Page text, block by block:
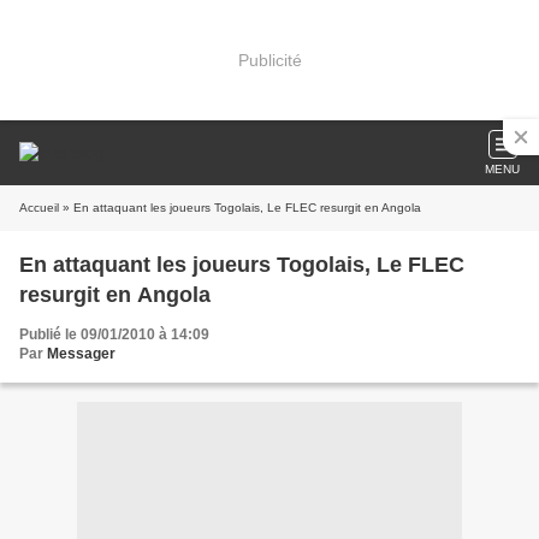
Publicité
MENU
Accueil » En attaquant les joueurs Togolais, Le FLEC resurgit en Angola
En attaquant les joueurs Togolais, Le FLEC
resurgit en Angola
Publié le 09/01/2010 à 14:09
Par Messager